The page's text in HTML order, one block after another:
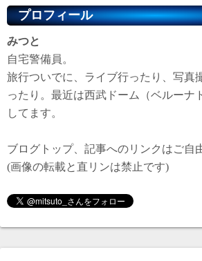
プロフィール
みつと
自宅警備員。
旅行ついでに、ライブ行ったり、写真
ったり。最近は西武ドーム（ベルーナ
してます。
ブログトップ、記事へのリンクはご自
(画像の転載と直リンは禁止です)